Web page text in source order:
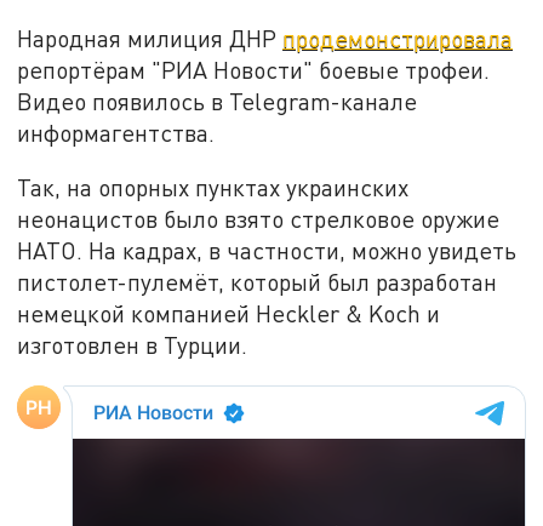
Народная милиция ДНР продемонстрировала
репортёрам "РИА Новости" боевые трофеи.
Видео появилось в Telegram-канале
информагентства.
Так, на опорных пунктах украинских
неонацистов было взято стрелковое оружие
НАТО. На кадрах, в частности, можно увидеть
пистолет-пулемёт, который был разработан
немецкой компанией Heckler & Koch и
изготовлен в Турции.